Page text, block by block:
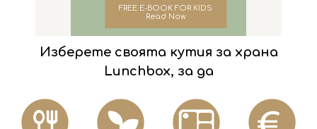
FREE E-BOOK FOR KIDS
Read Now
Изберете своята кутия за храна
Lunchbox, за да